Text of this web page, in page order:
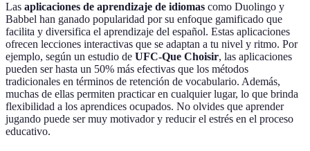
Las aplicaciones de aprendizaje de idiomas como Duolingo y
Babbel han ganado popularidad por su enfoque gamificado que
facilita y diversifica el aprendizaje del español. Estas aplicaciones
ofrecen lecciones interactivas que se adaptan a tu nivel y ritmo. Por
ejemplo, según un estudio de UFC-Que Choisir, las aplicaciones
pueden ser hasta un 50% más efectivas que los métodos
tradicionales en términos de retención de vocabulario. Además,
muchas de ellas permiten practicar en cualquier lugar, lo que brinda
flexibilidad a los aprendices ocupados. No olvides que aprender
jugando puede ser muy motivador y reducir el estrés en el proceso
educativo.